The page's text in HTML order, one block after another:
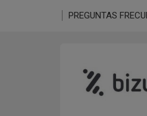
PREGUNTAS